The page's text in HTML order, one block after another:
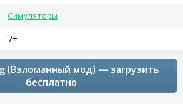
Симуляторы
7+
(Взломанный мод) — загрузить
бесплатно